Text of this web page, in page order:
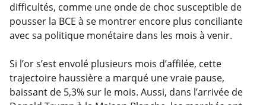
difficultés, comme une onde de choc susceptible de
pousser la BCE à se montrer encore plus conciliante
avec sa politique monétaire dans les mois à venir.
Si l’or s’est envolé plusieurs mois d’affilée, cette
trajectoire haussière a marqué une vraie pause,
baissant de 5,3% sur le mois. Aussi, dans l’arrivée de